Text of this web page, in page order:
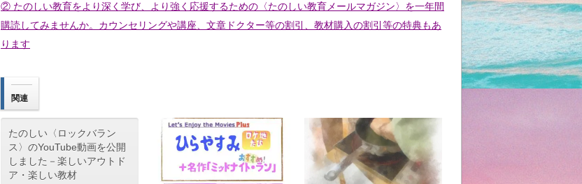
② たのしい教育をより深く学び、より強く応援するための〈たのしい教育メールマガジン〉を一年間
購読してみませんか。カウンセリングや講座、文章ドクター等の割引、教材購入の割引等の特典もあ
ります
関連
たのしい〈ロックバラン
ス〉のYouTube動画を公開
しました－楽しいアウトド
ア・楽しい教材